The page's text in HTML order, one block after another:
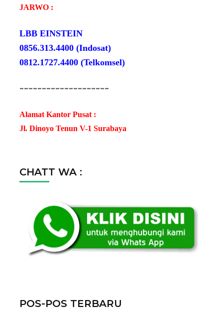
JARWO :
LBB EINSTEIN
0856.313.4400 (Indosat)
0812.1727.4400 (Telkomsel)
--------------------
Alamat Kantor Pusat :
Jl. Dinoyo Tenun V-1 Surabaya
CHATT WA :
POS-POS TERBARU